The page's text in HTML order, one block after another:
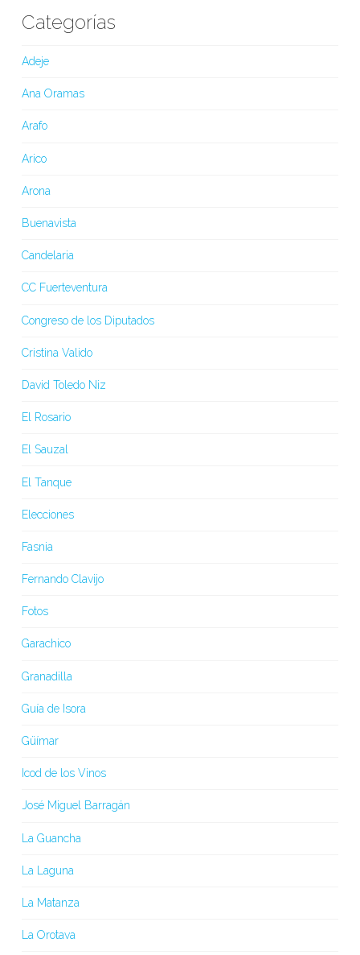
Categorías
Adeje
Ana Oramas
Arafo
Arico
Arona
Buenavista
Candelaria
CC Fuerteventura
Congreso de los Diputados
Cristina Valido
David Toledo Niz
El Rosario
El Sauzal
El Tanque
Elecciones
Fasnia
Fernando Clavijo
Fotos
Garachico
Granadilla
Guía de Isora
Güímar
Icod de los Vinos
José Miguel Barragán
La Guancha
La Laguna
La Matanza
La Orotava